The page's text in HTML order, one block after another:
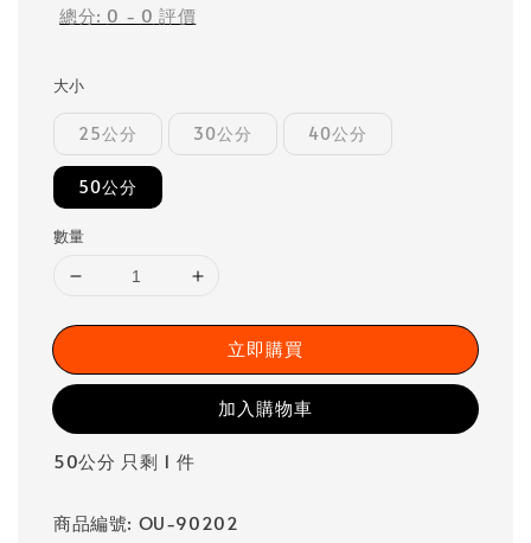
總分: 0 - 0 評價
大小
25公分 30公分 40公分
50公分
數量
立即購買
加入購物車
50公分 只剩 1 件
商品編號: OU-90202